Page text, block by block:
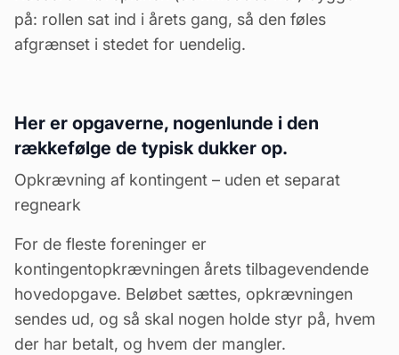
på: rollen sat ind i årets gang, så den føles
afgrænset i stedet for uendelig.
Her er opgaverne, nogenlunde i den
rækkefølge de typisk dukker op.
Opkrævning af kontingent – uden et separat
regneark
For de fleste foreninger er
kontingentopkrævningen årets tilbagevendende
hovedopgave. Beløbet sættes, opkrævningen
sendes ud, og så skal nogen holde styr på, hvem
der har betalt, og hvem der mangler.